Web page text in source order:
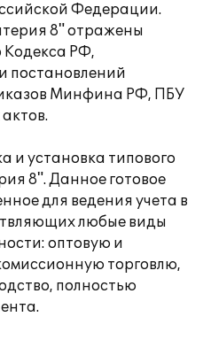
Федерации.
8" отражены
Кодекса РФ,
постановлений
Минфина РФ, ПБУ
и установка типового
8". Данное готовое
для ведения учета в
любые виды
оптовую и
торговлю,
полностью